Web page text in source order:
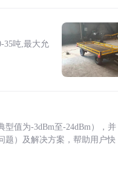
35吨,最大允
值为-3dBm至-24dBm），并
题）及解决方案，帮助用户快